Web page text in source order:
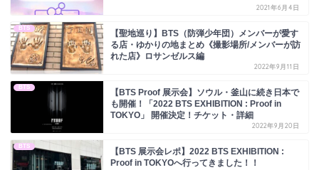
2021年6月4日
BTS
【聖地巡り】BTS（防弾少年団）メンバーが愛す
る店・ゆかりの地まとめ《撮影場所/メンバーが訪
れた店》ロサンゼルス編
2022年9月11日
BTS
【BTS Proof 展示会】ソウル・釜山に続き日本で
も開催！「2022 BTS EXHIBITION : Proof in
TOKYO」 開催決定！チケット・詳細
2022年9月20日
BTS
【BTS 展示会レポ】2022 BTS EXHIBITION :
Proof in TOKYOへ行ってきました！！